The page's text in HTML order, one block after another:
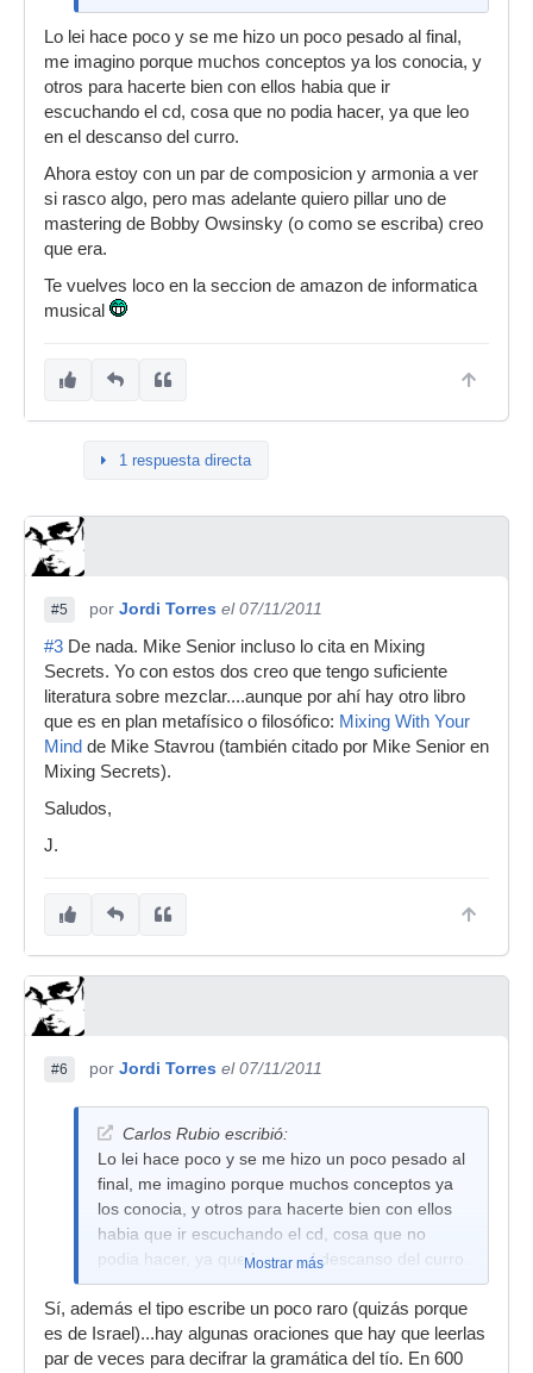
Lo lei hace poco y se me hizo un poco pesado al final,
me imagino porque muchos conceptos ya los conocia, y
otros para hacerte bien con ellos habia que ir
escuchando el cd, cosa que no podia hacer, ya que leo
en el descanso del curro.
Ahora estoy con un par de composicion y armonia a ver
si rasco algo, pero mas adelante quiero pillar uno de
mastering de Bobby Owsinsky (o como se escriba) creo
que era.
Te vuelves loco en la seccion de amazon de informatica
musical
1 respuesta directa
#5 por Jordi Torres el 07/11/2011
#3 De nada. Mike Senior incluso lo cita en Mixing
Secrets. Yo con estos dos creo que tengo suficiente
literatura sobre mezclar....aunque por ahí hay otro libro
que es en plan metafísico o filosófico: Mixing With Your
Mind de Mike Stavrou (también citado por Mike Senior en
Mixing Secrets).
Saludos,
J.
#6 por Jordi Torres el 07/11/2011
Carlos Rubio escribió:
Lo lei hace poco y se me hizo un poco pesado al
final, me imagino porque muchos conceptos ya
los conocia, y otros para hacerte bien con ellos
habia que ir escuchando el cd, cosa que no
podia hacer, ya que leo en el descanso del curro.
Mostrar más
Sí, además el tipo escribe un poco raro (quizás porque
es de Israel)...hay algunas oraciones que hay que leerlas
par de veces para decifrar la gramática del tío. En 600